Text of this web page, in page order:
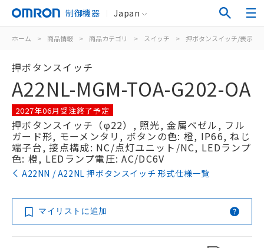
制御機器 Japan
ホーム > 商品情報 > 商品カテゴリ > スイッチ > 押ボタンスイッチ/表示灯
押ボタンスイッチ
A22NL-MGM-TOA-G202-OA
2027年06月受注終了予定
押ボタンスイッチ（φ22）, 照光, 金属ベゼル, フル
ガード形, モーメンタリ, ボタンの色: 橙, IP66, ねじ
端子台, 接点構成: NC/点灯ユニット/NC, LEDランプ
色: 橙, LEDランプ電圧: AC/DC6V
A22NN / A22NL 押ボタンスイッチ 形式仕様一覧
マイリストに追加